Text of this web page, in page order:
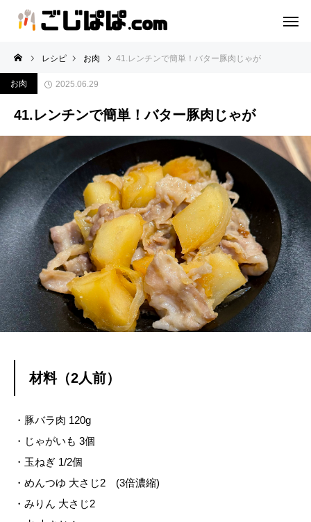
レシピ お肉 41.レンチンで簡単！バター豚肉じゃが
お肉 2025.06.29
41.レンチンで簡単！バター豚肉じゃが
材料（2人前）
・豚バラ肉 120g
・じゃがいも 3個
・玉ねぎ 1/2個
・めんつゆ 大さじ2 (3倍濃縮)
・みりん 大さじ2